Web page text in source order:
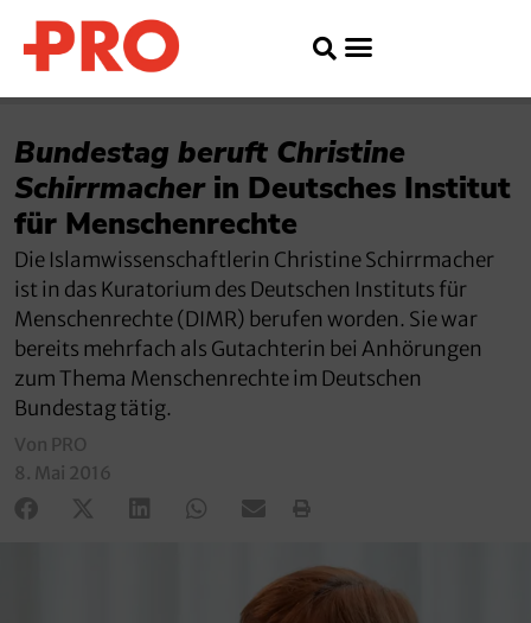
Bundestag beruft Christine
Schirrmacherin Deutsches Institut
für Menschenrechte
Die Islamwissenschaftlerin Christine Schirrmacher
ist in das Kuratorium des Deutschen Instituts für
Menschenrechte (DIMR) berufen worden. Sie war
bereits mehrfach als Gutachterin bei Anhörungen
zum Thema Menschenrechte im Deutschen
Bundestag tätig.
Von PRO
8. Mai 2016